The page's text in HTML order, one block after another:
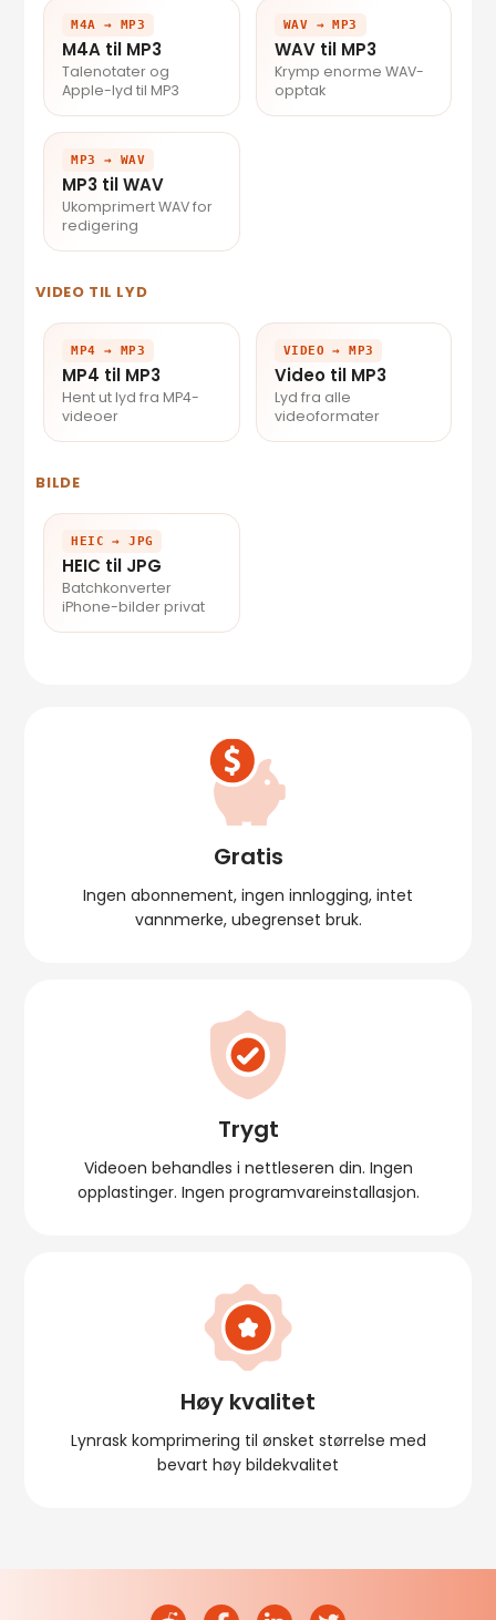
M4A → MP3
M4A til MP3
Talenotater og
Apple-lyd til MP3
WAV → MP3
WAV til MP3
Krymp enorme WAV-
opptak
MP3 → WAV
MP3 til WAV
Ukomprimert WAV for
redigering
VIDEO TIL LYD
MP4 → MP3
MP4 til MP3
Hent ut lyd fra MP4-
videoer
VIDEO → MP3
Video til MP3
Lyd fra alle
videoformater
BILDE
HEIC → JPG
HEIC til JPG
Batchkonverter
iPhone-bilder privat
Gratis
Ingen abonnement, ingen innlogging, intet
vannmerke, ubegrenset bruk.
Trygt
Videoen behandles i nettleseren din. Ingen
opplastinger. Ingen programvareinstallasjon.
Høy kvalitet
Lynrask komprimering til ønsket størrelse med
bevart høy bildekvalitet